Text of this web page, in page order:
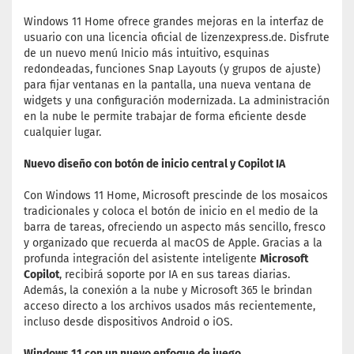
Windows 11 Home ofrece grandes mejoras en la interfaz de
usuario con una licencia oficial de lizenzexpress.de. Disfrute
de un nuevo menú Inicio más intuitivo, esquinas
redondeadas, funciones Snap Layouts (y grupos de ajuste)
para fijar ventanas en la pantalla, una nueva ventana de
widgets y una configuración modernizada. La administración
en la nube le permite trabajar de forma eficiente desde
cualquier lugar.
Nuevo diseño con botón de inicio central y Copilot IA
Con Windows 11 Home, Microsoft prescinde de los mosaicos
tradicionales y coloca el botón de inicio en el medio de la
barra de tareas, ofreciendo un aspecto más sencillo, fresco
y organizado que recuerda al macOS de Apple. Gracias a la
profunda integración del asistente inteligente Microsoft
Copilot, recibirá soporte por IA en sus tareas diarias.
Además, la conexión a la nube y Microsoft 365 le brindan
acceso directo a los archivos usados más recientemente,
incluso desde dispositivos Android o iOS.